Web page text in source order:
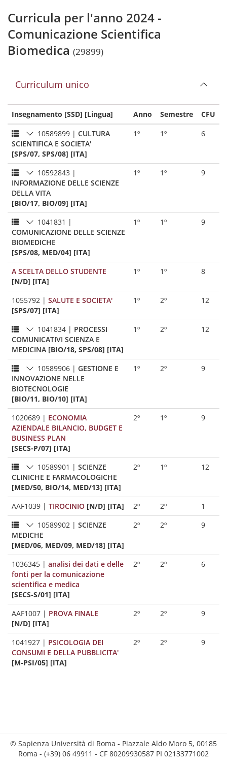
Curricula per l'anno 2024 -
Comunicazione Scientifica
Biomedica (29899)
Curriculum unico
Insegnamento [SSD] [Lingua] Anno Semestre
CFU
10589899 | CULTURA
SCIENTIFICA E SOCIETA'
[SPS/07, SPS/08] [ITA]
1º 1º 6
10592843 |
INFORMAZIONE DELLE SCIENZE
DELLA VITA
[BIO/17, BIO/09] [ITA]
1º 1º 9
1041831 |
COMUNICAZIONE DELLE SCIENZE
BIOMEDICHE
[SPS/08, MED/04] [ITA]
1º 1º 9
A SCELTA DELLO STUDENTE
[N/D] [ITA]
1º 1º 8
1055792 | SALUTE E SOCIETA'
[SPS/07] [ITA]
1º 2º 12
1041834 | PROCESSI
COMUNICATIVI SCIENZA E
MEDICINA [BIO/18, SPS/08] [ITA]
1º 2º 12
10589906 | GESTIONE E
INNOVAZIONE NELLE
BIOTECNOLOGIE
[BIO/11, BIO/10] [ITA]
1º 2º 9
1020689 | ECONOMIA
AZIENDALE BILANCIO, BUDGET E
BUSINESS PLAN
[SECS-P/07] [ITA]
2º 1º 9
10589901 | SCIENZE
CLINICHE E FARMACOLOGICHE
[MED/50, BIO/14, MED/13] [ITA]
2º 1º 12
AAF1039 | TIROCINIO [N/D] [ITA] 2º 2º
1
10589902 | SCIENZE
MEDICHE
[MED/06, MED/09, MED/18] [ITA]
2º 2º 9
1036345 | analisi dei dati e delle
fonti per la comunicazione
scientifica e medica
[SECS-S/01] [ITA]
2º 2º 6
AAF1007 | PROVA FINALE
[N/D] [ITA]
2º 2º 9
1041927 | PSICOLOGIA DEI
CONSUMI E DELLA PUBBLICITA'
[M-PSI/05] [ITA]
2º 2º 9
© Sapienza Università di Roma - Piazzale Aldo Moro 5, 00185
Roma - (+39) 06 49911 - CF 80209930587 PI 02133771002